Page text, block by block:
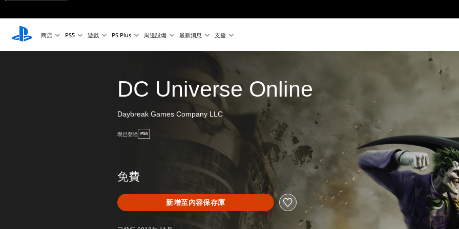
商店 PS5 遊戲 PS Plus 周邊設備 最新消息 支援
DC Universe Online
Daybreak Games Company LLC
現已登陸 PS4
免費
新增至內容保存庫